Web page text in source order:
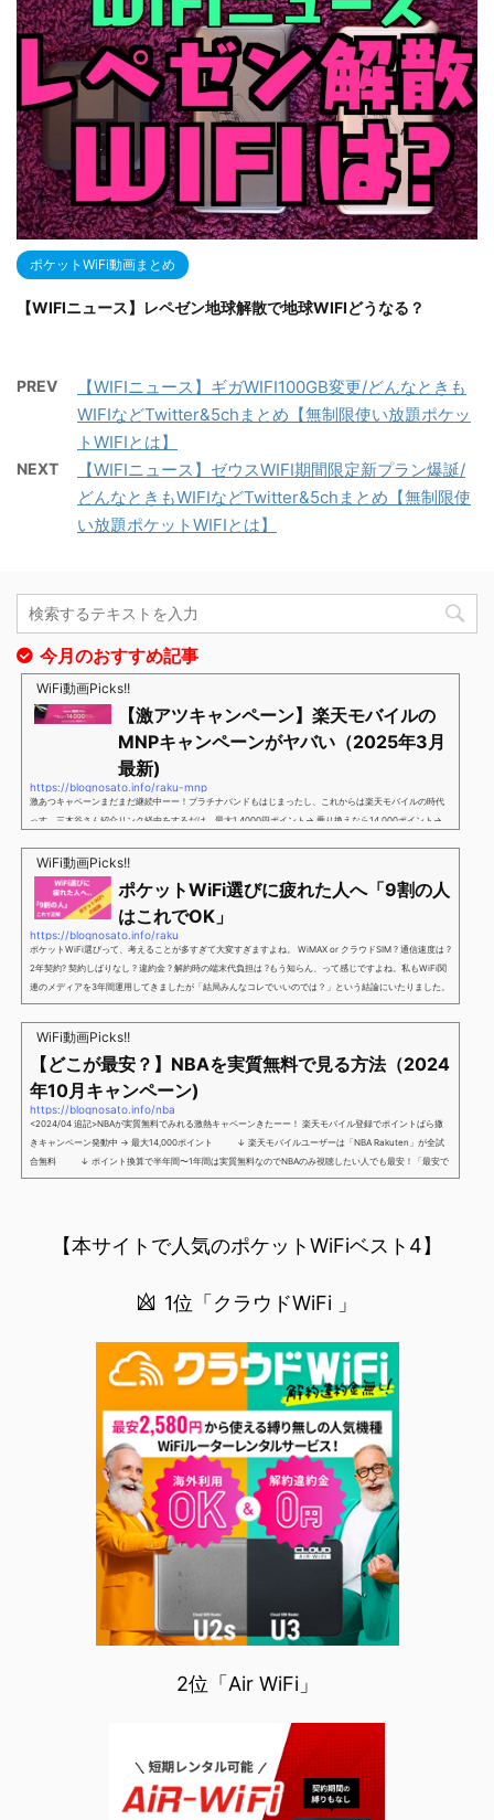
ポケットWiFi動画まとめ
【WIFIニュース】レペゼン地球解散で地球WIFIどうなる？
PREV
【WIFIニュース】ギガWIFI100GB変更/どんなときも
WIFIなどTwitter&5chまとめ【無制限使い放題ポケッ
トWIFIとは】
NEXT
【WIFIニュース】ゼウスWIFI期間限定新プラン爆誕/
どんなときもWIFIなどTwitter&5chまとめ【無制限使
い放題ポケットWIFIとは】
今月のおすすめ記事
WiFi動画Picks!!
【激アツキャンペーン】楽天モバイルの
MNPキャンペーンがヤバい（2025年3月
最新)
https://blognosato.info/raku-mnp
激あつキャペーンまだまだ継続中ーー！プラチナバンドもはじまったし、これからは楽天モバイルの時代
っす。三木谷さん紹介リンク経由をするだけ。最大1,4000円ポイント→ 乗り換えなら14,000ポイント→
谷さんキャンペーン／2回線目以降でもOK再契約でもでもOK背水の陣の楽天モバイル。ついに「最後の賭
け」とも思えるポイントばら撒きキャンペーンを発動してきました。■キャンペーン概要三木谷社長の特
別招待ページから楽天モバイ...
WiFi動画Picks!!
ポケットWiFi選びに疲れた人へ「9割の人
はこれでOK」
https://blognosato.info/raku
ポケットWiFi選びって、考えることが多すぎて大変すぎますよね。 WiMAX or クラウドSIM ? 通信速度は ?
2年契約? 契約しばりなし ? 違約金 ? 解約時の端末代負担は ?もう知らん、って感じですよね。私もWiFi関
連のメディアを3年間運用してきましたが「結局みんなコレでいいのでは？」という結論にいたりました。
ということで、「ポケットWiFi選びに疲れた」「結局どれがいいのか分からない」と言う人向けに【最終
解】を用意しました。ポケットWiFiのヘビーユーザー視点で「90％の人はこれだけでいいやん」というも
のなので、「多...
WiFi動画Picks!!
【どこが最安？】NBAを実質無料で見る方法（2024
年10月キャンペーン)
https://blognosato.info/nba
<2024/04 追記>NBAが実質無料でみれる激熱キャペーンきたーー！ 楽天モバイル登録でポイントばら撒
きキャンペーン発動中 → 最大14,000ポイント ↓ 楽天モバイルユーザーは「NBA Rakuten」が全試
合無料 ↓ ポイント換算で半年間〜1年間は実質無料なのでNBAのみ視聴したい人でも最安！「最安で
NBAを見る方法」が「楽天モバイルを契約すること」というもはや意味不明な状況...楽天モバイルでNBAを
【本サイトで人気のポケットWiFiベスト4】
1位「クラウドWiFi 」
2位「Air WiFi」